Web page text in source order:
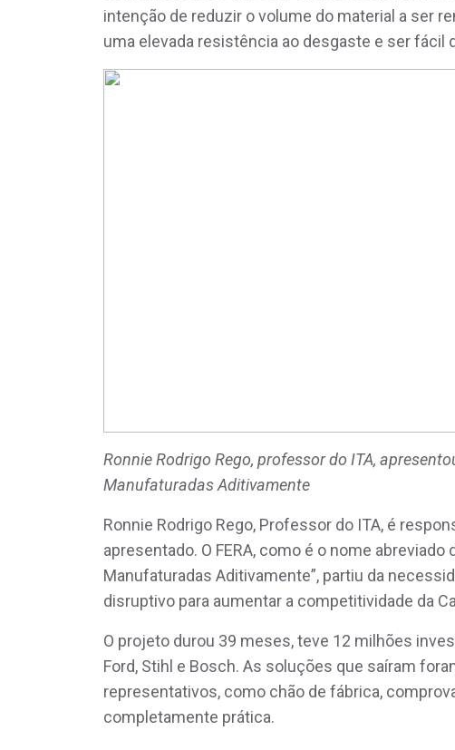
intenção de reduzir o volume do material a ser
uma elevada resistência ao desgaste e ser fácil
Ronnie Rodrigo Rego, professor do ITA,
Manufaturadas Aditivamente
Ronnie Rodrigo Rego, Professor do ITA, é
apresentado. O FERA, como é o nome abreviado
Manufaturadas Aditivamente”, partiu da
disruptivo para aumentar a competitividade da
O projeto durou 39 meses, teve 12 milhões
Ford, Stihl e Bosch. As soluções que saíram
representativos, como chão de fábrica,
completamente prática.